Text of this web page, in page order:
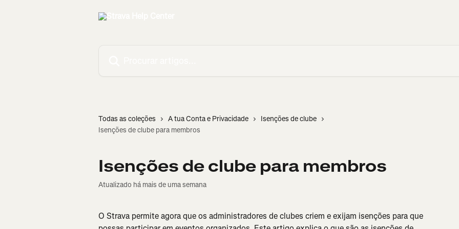
Todas as coleções A tua Conta e Privacidade
Isenções de clube
Isenções de clube para membros
Isenções de clube para membros
Atualizado há mais de uma semana
O Strava permite agora que os administradores de clubes criem e exijam isenções para que